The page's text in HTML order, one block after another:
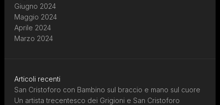
Giugno 2024
Maggio 2024
Aprile 2024
Marzo 2024
Articoli recenti
San Cristoforo con Bambino sul braccio e mano sul cuore
Un artista trecentesco dei Grigioni e San Cristoforo